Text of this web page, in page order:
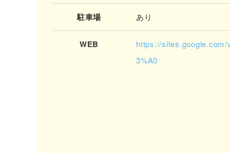
駐車場 あり
WEB
https://sites.google.com/
3%A0